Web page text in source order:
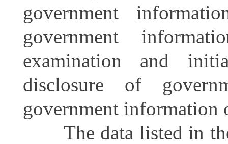
government
government
examination and
disclosure of
government information
The data listed in the